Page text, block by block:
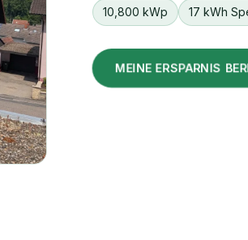
10,800 kWp 17 kWh
MEINE ERSPARNIS